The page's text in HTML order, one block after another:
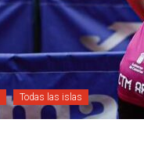
Todas las islas